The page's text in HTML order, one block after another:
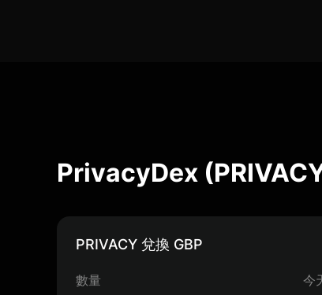
PrivacyDex
PRIVACY 兌換 GBP
數量 今